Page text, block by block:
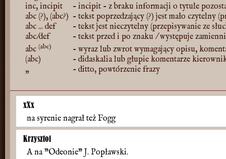
inc, incipit
- incipit - z braku informacji o tytule
abc (?), (abc?) - tekst poprzedzający (?) jest mało czytelny
abc ... def
- tekst jest nieczytelny (przepisywanie ze
abc/def
- tekst przed i po znaku / występuje
abc (abc)
- wyraz lub zwrot wymagający opisu,
(abc)
- didaskalia lub głupie komentarze
„
- ditto, powtórzenie frazy
xXx
na syrenie nagrał też Fogg
Krzysztof
A na "Odeonie" J. Popławski.